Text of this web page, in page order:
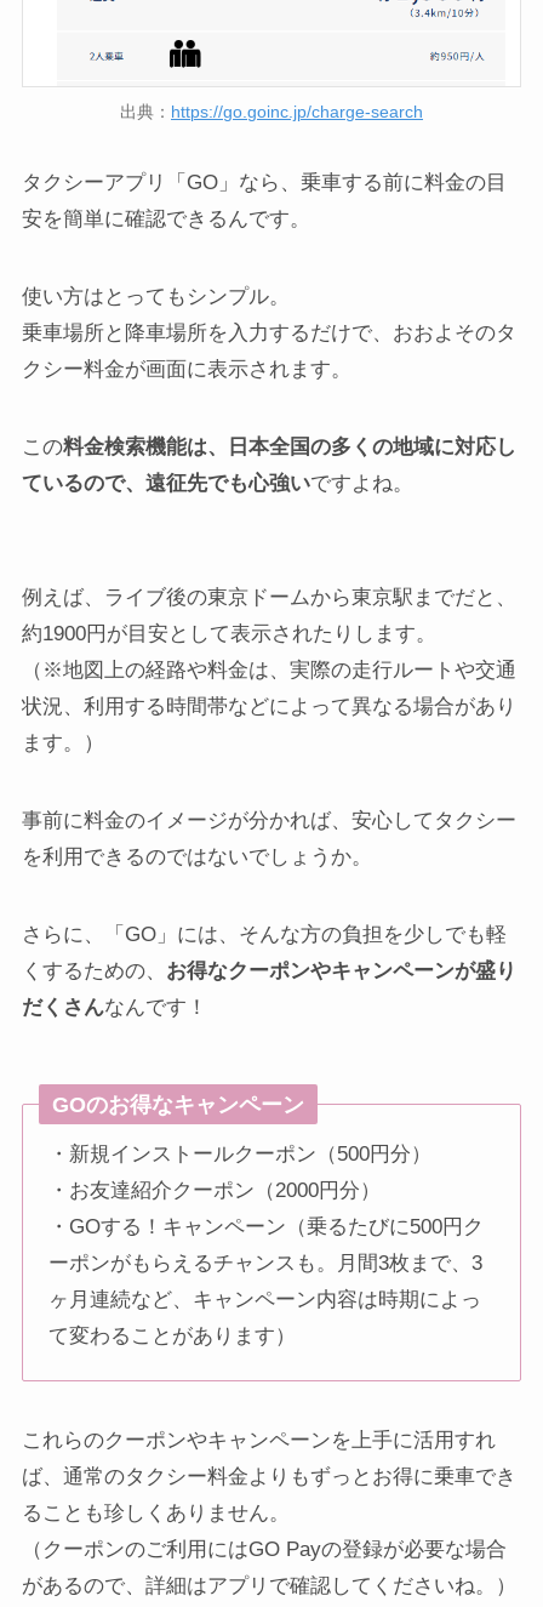
出典： https://go.goinc.jp/charge-search
タクシーアプリ「GO」なら、乗車する前に料金の目
安を簡単に確認できるんです。
使い方はとってもシンプル。
乗車場所と降車場所を入力するだけで、おおよそのタ
クシー料金が画面に表示されます。
この料金検索機能は、日本全国の多くの地域に対応し
ているので、遠征先でも心強いですよね。
例えば、ライブ後の東京ドームから東京駅までだと、
約1900円が目安として表示されたりします。
（※地図上の経路や料金は、実際の走行ルートや交通
状況、利用する時間帯などによって異なる場合があり
ます。）
事前に料金のイメージが分かれば、安心してタクシー
を利用できるのではないでしょうか。
さらに、「GO」には、そんな方の負担を少しでも軽
くするための、 お得なクーポンやキャンペーンが盛り
だくさんなんです！
GOのお得なキャンペーン
・新規インストールクーポン（500円分）
・お友達紹介クーポン（2000円分）
・GOする！キャンペーン（乗るたびに500円ク
ーポンがもらえるチャンスも。月間3枚まで、3
ヶ月連続など、キャンペーン内容は時期によっ
て変わることがあります）
これらのクーポンやキャンペーンを上手に活用すれ
ば、通常のタクシー料金よりもずっとお得に乗車でき
ることも珍しくありません。
（クーポンのご利用にはGO Payの登録が必要な場合
があるので、詳細はアプリで確認してくださいね。）